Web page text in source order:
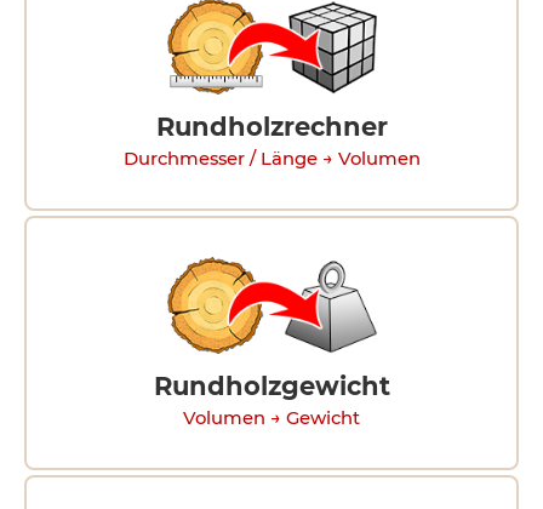
Rundholzrechner
Durchmesser / Länge → Volumen
Rundholzgewicht
Volumen → Gewicht